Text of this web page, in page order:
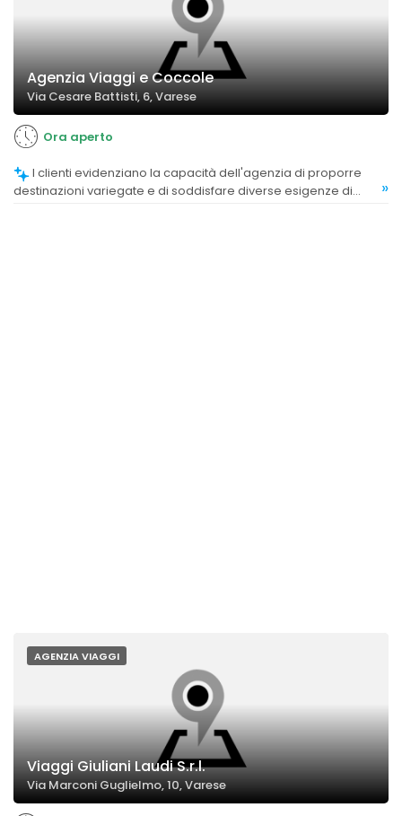
Agenzia Viaggi e Coccole
Via Cesare Battisti, 6, Varese
Ora aperto
destinazioni variegate e di soddisfare diverse esigenze di
»
AGENZIA VIAGGI
Viaggi Giuliani Laudi S.r.l.
Via Marconi Guglielmo, 10, Varese